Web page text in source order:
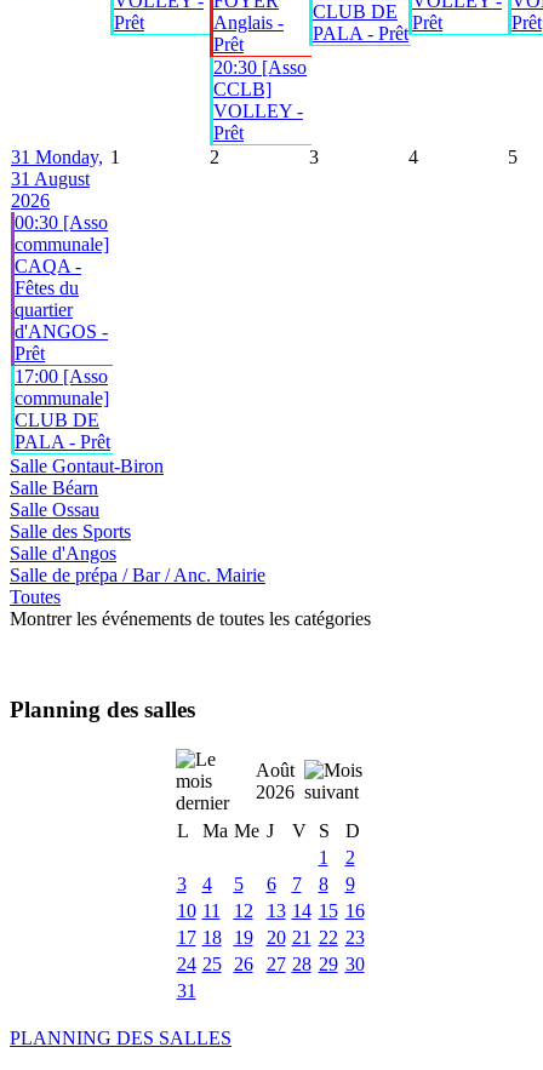
Prêt
Anglais -
Prêt
20:30 [Asso
CCLB]
VOLLEY -
Prêt
CLUB DE
PALA - Prêt
Prêt
Prêt
31 Monday,
31 August
2026
00:30 [Asso
communale]
CAQA -
Fêtes du
quartier
d'ANGOS -
Prêt
17:00 [Asso
communale]
CLUB DE
PALA - Prêt
1 2 3 4 5
Salle Gontaut-Biron
Salle Béarn
Salle Ossau
Salle des Sports
Salle d'Angos
Salle de prépa / Bar / Anc. Mairie
Toutes
Montrer les événements de toutes les catégories
Planning des salles
Août
2026
L
Ma Me J V S
D
1
2
3
4 5 6 7 8
9
10 11 12 13 14 15 16
17 18 19 20 21 22 23
24 25 26 27 28 29 30
31
PLANNING DES SALLES